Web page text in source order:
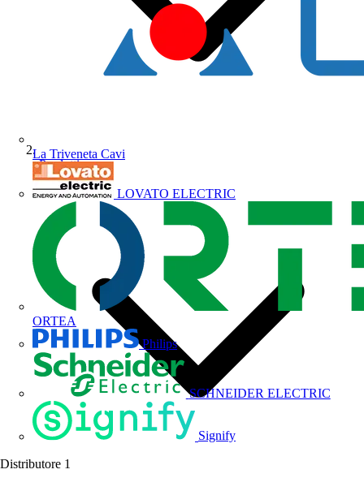
La Triveneta Cavi
LOVATO ELECTRIC
ORTEA
Philips
SCHNEIDER ELECTRIC
Signify
Distributore 1
Prodotti